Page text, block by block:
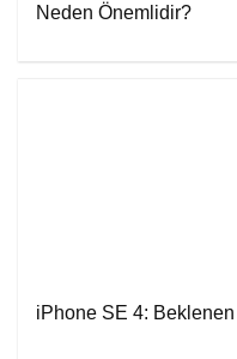
Neden Önemlidir?
iPhone SE 4: